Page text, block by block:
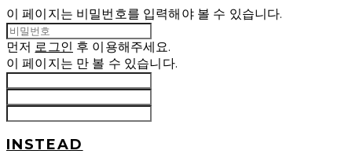
이 페이지는 비밀번호를 입력해야 볼 수 있습니다.
먼저 로그인 후 이용해주세요.
이 페이지는 만 볼 수 있습니다.
INSTEAD